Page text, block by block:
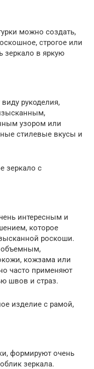
можно создать,
строгое или
зеркало в яркую
рукоделия,
узором или
стилевые вкусы и
зеркало с
интересным и
которое
роскоши.
кожзама или
часто применяют
швов и страз.
изделие с рамой,
формируют очень
зеркала.